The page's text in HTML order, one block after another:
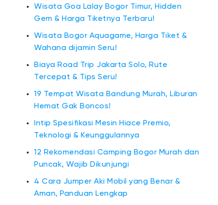
Wisata Goa Lalay Bogor Timur, Hidden
Gem & Harga Tiketnya Terbaru!
Wisata Bogor Aquagame, Harga Tiket &
Wahana dijamin Seru!
Biaya Road Trip Jakarta Solo, Rute
Tercepat & Tips Seru!
19 Tempat Wisata Bandung Murah, Liburan
Hemat Gak Boncos!
Intip Spesifikasi Mesin Hiace Premio,
Teknologi & Keunggulannya
12 Rekomendasi Camping Bogor Murah dan
Puncak, Wajib Dikunjungi
4 Cara Jumper Aki Mobil yang Benar &
Aman, Panduan Lengkap